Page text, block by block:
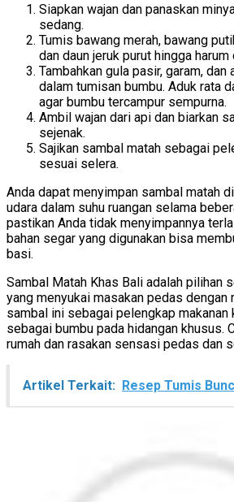
Siapkan wajan dan panaskan
sedang.
Tumis bawang merah, bawang
dan daun jeruk purut hingga harum
Tambahkan gula pasir, garam, dan
dalam tumisan bumbu. Aduk rata
agar bumbu tercampur sempurna.
Ambil wajan dari api dan biarkan
sejenak.
Sajikan sambal matah sebagai
sesuai selera.
Anda dapat menyimpan sambal matah
udara dalam suhu ruangan selama
pastikan Anda tidak menyimpannya
bahan segar yang digunakan bisa
basi.
Sambal Matah Khas Bali adalah pilihan
yang menyukai masakan pedas dengan
sambal ini sebagai pelengkap makanan
sebagai bumbu pada hidangan khusus.
rumah dan rasakan sensasi pedas dan
Artikel Terkait: Resep Tumis